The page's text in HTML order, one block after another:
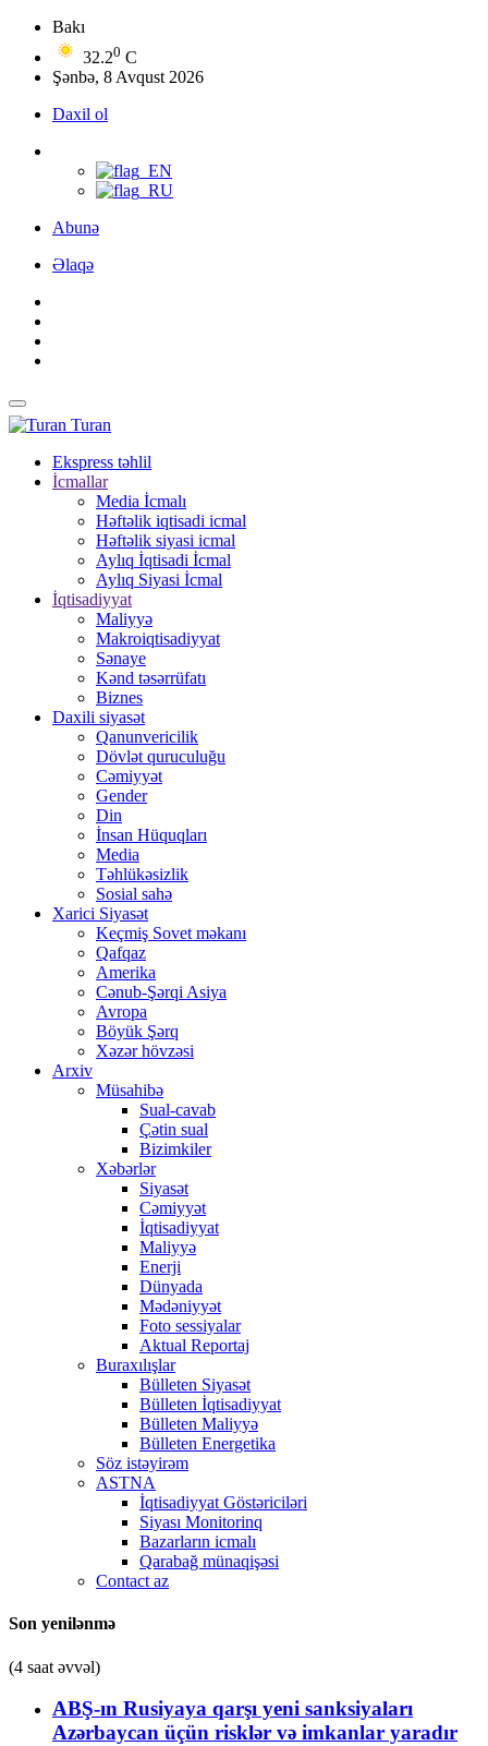
Bakı
32.20 C
Şənbə, 8 Avqust 2026
Daxil ol
Abunə
Əlaqə
Turan
Ekspress təhlil
İcmallar
Media İcmalı
Həftəlik iqtisadi icmal
Həftəlik siyasi icmal
Aylıq İqtisadi İcmal
Aylıq Siyasi İcmal
İqtisadiyyat
Maliyyə
Makroiqtisadiyyat
Sənaye
Kənd təsərrüfatı
Biznes
Daxili siyasət
Qanunvericilik
Dövlət quruculuğu
Cəmiyyət
Gender
Din
İnsan Hüquqları
Media
Təhlükəsizlik
Sosial sahə
Xarici Siyasət
Keçmiş Sovet məkanı
Qafqaz
Amerika
Cənub-Şərqi Asiya
Avropa
Böyük Şərq
Xəzər hövzəsi
Arxiv
Müsahibə
Sual-cavab
Çətin sual
Bizimkiler
Xəbərlər
Siyasət
Cəmiyyət
İqtisadiyyat
Maliyyə
Enerji
Dünyada
Mədəniyyət
Foto sessiyalar
Aktual Reportaj
Buraxılışlar
Bülleten Siyasət
Bülleten İqtisadiyyat
Bülleten Maliyyə
Bülleten Energetika
Söz istəyirəm
ASTNA
İqtisadiyyat Göstəriciləri
Siyası Monitorinq
Bazarların icmalı
Qarabağ münaqişəsi
Contact az
Son yenilənmə
(4 saat əvvəl)
ABŞ-ın Rusiyaya qarşı yeni sanksiyaları
Azərbaycan üçün risklər və imkanlar yaradır